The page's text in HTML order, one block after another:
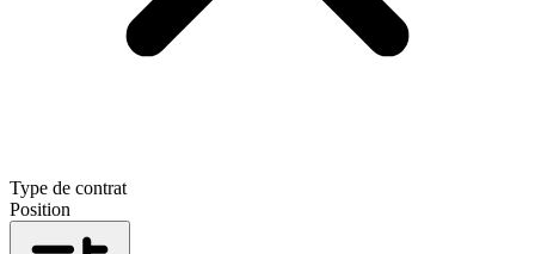
Type de contrat
Position